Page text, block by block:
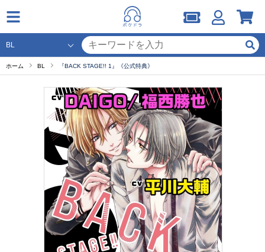
ホーム BL 『BACK STAGE!! 1』《公式特典》